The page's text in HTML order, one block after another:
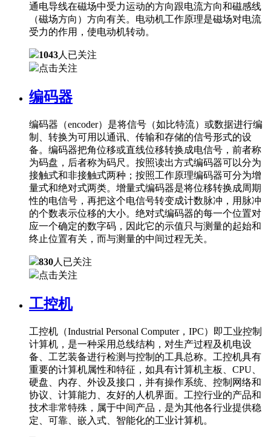
通电导线在磁场中受力运动的方向跟电流方向和磁感线
（磁场方向）方向有关。电动机工作原理是磁场对电流
受力的作用，使电动机转动。
1043人已关注
点击关注
编码器
编码器（encoder）是将信号（如比特流）或数据进行编
制、转换为可用以通讯、传输和存储的信号形式的设
备。编码器把角位移或直线位移转换成电信号，前者称
为码盘，后者称为码尺。按照读出方式编码器可以分为
接触式和非接触式两种；按照工作原理编码器可分为增
量式和绝对式两类。增量式编码器是将位移转换成周期
性的电信号，再把这个电信号转变成计数脉冲，用脉冲
的个数表示位移的大小。绝对式编码器的每一个位置对
应一个确定的数字码，因此它的示值只与测量的起始和
终止位置有关，而与测量的中间过程无关。
830人已关注
点击关注
工控机
工控机（Industrial Personal Computer，IPC）即工业控制
计算机，是一种采用总线结构，对生产过程及机电设
备、工艺装备进行检测与控制的工具总称。工控机具有
重要的计算机属性和特征，如具有计算机主板、CPU、
硬盘、内存、外设及接口，并有操作系统、控制网络和
协议、计算能力、友好的人机界面。工控行业的产品和
技术非常特殊，属于中间产品，是为其他各行业提供稳
定、可靠、嵌入式、智能化的工业计算机。